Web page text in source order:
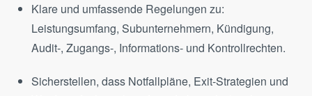
Klare und umfassende Regelungen zu:
Leistungsumfang, Subunternehmern, Kündigung,
Audit-, Zugangs-, Informations- und Kontrollrechten.
Sicherstellen, dass Notfallpläne, Exit-Strategien und